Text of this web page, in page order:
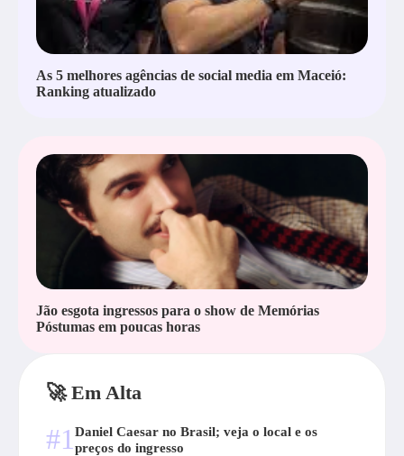
As 5 melhores agências de social media em Maceió:
Ranking atualizado
Jão esgota ingressos para o show de Memórias
Póstumas em poucas horas
🚀 Em Alta
#1 Daniel Caesar no Brasil; veja o local e os
preços do ingresso